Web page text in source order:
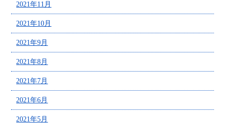
2021年11月
2021年10月
2021年9月
2021年8月
2021年7月
2021年6月
2021年5月